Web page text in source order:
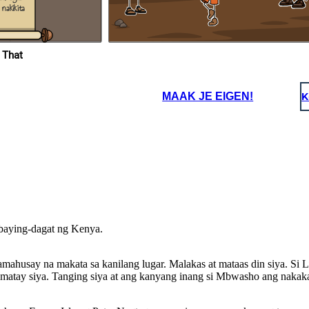
Delta at
na
ng hari
That
MAAK JE EIGEN!
dagat ng Kenya.
na makata sa kanilang lugar. Malakas at mataas din siya. Si
siya . Tanging siya at ang kanyang inang si Mbwasho ang